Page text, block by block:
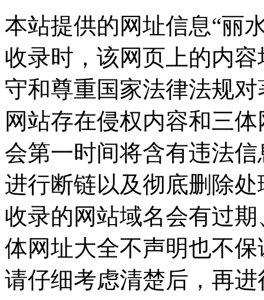
本站提供的网址信息“丽
收录时，该网页上的内
守和尊重国家法律法规
网站存在侵权内容和三
会第一时间将含有违法
进行断链以及彻底删除
收录的网站域名会有过
体网址大全不声明也不
请仔细考虑清楚后，再